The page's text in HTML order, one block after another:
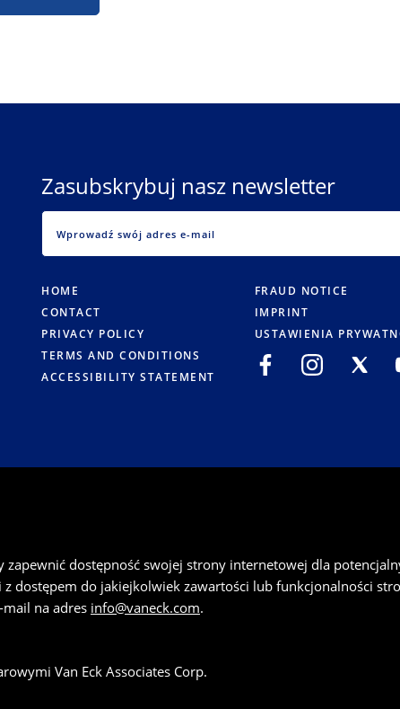
Zasubskrybuj nasz newsletter
HOME
CONTACT
PRIVACY POLICY
TERMS AND CONDITIONS
ACCESSIBILITY STATEMENT
FRAUD NOTICE
IMPRINT
USTAWIENIA
dostępność swojej strony internetowej dla
dostępem do jakiejkolwiek zawartości lub funkcjonalności
na adres info@vaneck.com.
Van Eck Associates Corp.